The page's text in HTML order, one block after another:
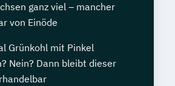
ganz viel – mancher
von Einöde
Grünkohl mit Pinkel
Nein? Dann bleibt dieser